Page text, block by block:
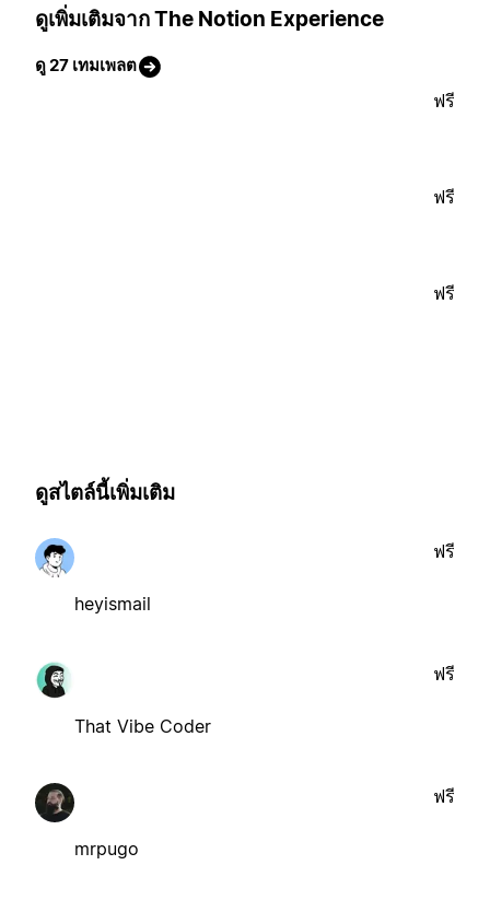
ดูเพิ่มเติมจาก The Notion Experience
ดู 27 เทมเพลต
ฟรี
ฟรี
ฟรี
ดูสไตล์นี้เพิ่มเติม
heyismail
ฟรี
That Vibe Coder
ฟรี
mrpugo
ฟรี